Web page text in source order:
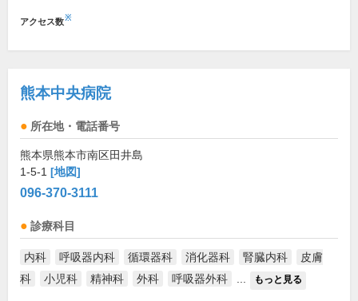
アクセス数※
熊本中央病院
所在地・電話番号
熊本県熊本市南区田井島
1-5-1 [地図]
096-370-3111
診療科目
内科 呼吸器内科 循環器科 消化器科 腎臓内科
皮膚
科
小児科 精神科 外科 呼吸器外科 もっと見る